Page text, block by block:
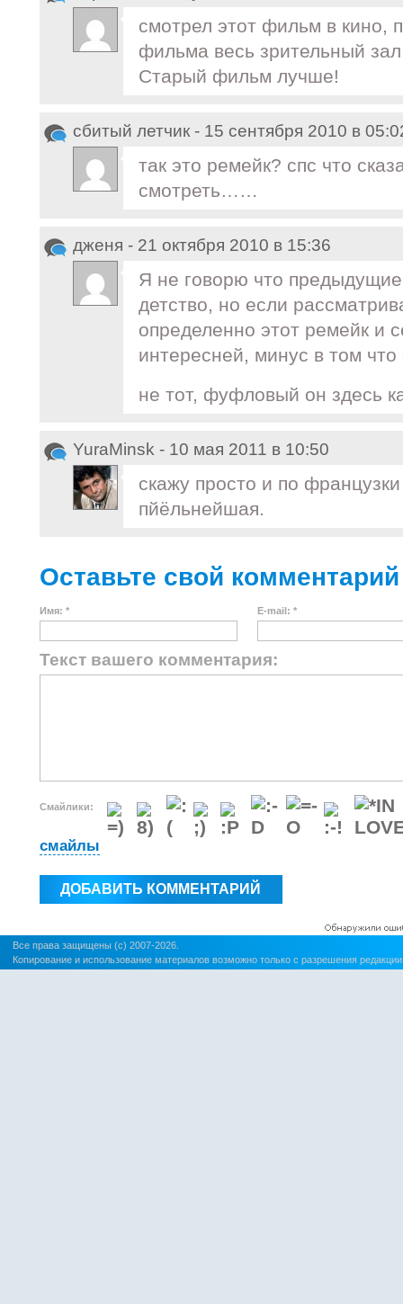
смотрел этот фильм в кино,
фильма весь зрительный
Старый фильм лучше!
сбитый летчик - 15 сентября 2010 в
так это ремейк? спс что
смотреть……
дженя - 21 октября 2010 в 15:36
Я не говорю что предыдущие
детство, но если
определенно этот ремейк и
интересней, минус в том
не тот, фуфловый он здесь
YuraMinsk - 10 мая 2011 в 10:50
скажу просто и по
пйёльнейшая.
Оставьте свой комментарий
Имя: * E-mail: *
Текст вашего комментария:
Смайлики:
смайлы
Все права защищены (c) 2007-2026.
Копирование и использование материалов возможно только с разрешения